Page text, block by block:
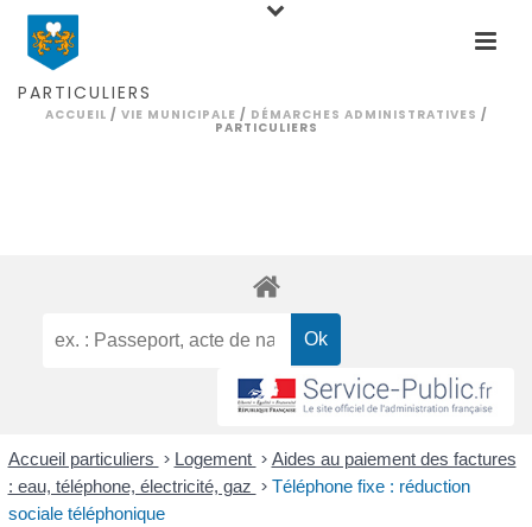
PARTICULIERS
ACCUEIL / VIE MUNICIPALE / DÉMARCHES ADMINISTRATIVES /
PARTICULIERS
Accueil particuliers > Logement > Aides au paiement des factures
: eau, téléphone, électricité, gaz > Téléphone fixe : réduction
sociale téléphonique